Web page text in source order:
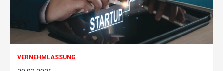
VERNEHMLASSUNG